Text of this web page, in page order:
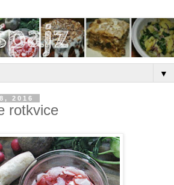
▼
2016
rotkvice